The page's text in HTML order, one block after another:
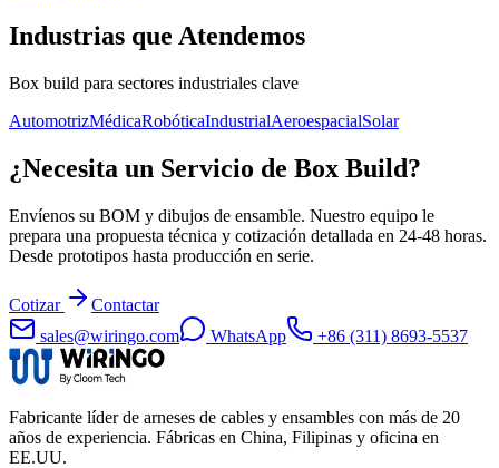
Industrias que Atendemos
Box build para sectores industriales clave
AutomotrizMédicaRobóticaIndustrialAeroespacialSolar
¿Necesita un Servicio de Box Build?
Envíenos su BOM y dibujos de ensamble. Nuestro equipo le
prepara una propuesta técnica y cotización detallada en 24-48 horas.
Desde prototipos hasta producción en serie.
Cotizar
Contactar
sales@wiringo.com
WhatsApp +86 (311) 8693-5537
Fabricante líder de arneses de cables y ensambles con más de 20
años de experiencia. Fábricas en China, Filipinas y oficina en
EE.UU.